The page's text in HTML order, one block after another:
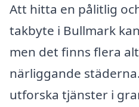
Att hitta en pålitlig
takbyte i Bullmark
men det finns flera
närliggande
utforska tjänster i